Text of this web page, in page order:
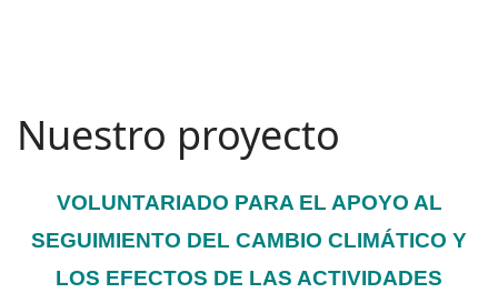
Nuestro proyecto
VOLUNTARIADO PARA EL APOYO AL
SEGUIMIENTO DEL CAMBIO CLIMÁTICO Y
LOS EFECTOS DE LAS ACTIVIDADES